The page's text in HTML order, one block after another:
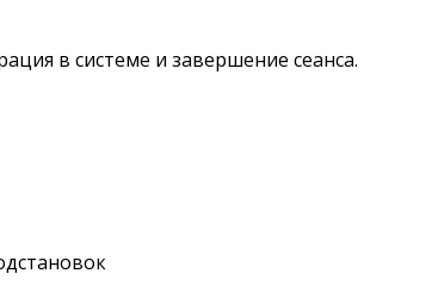
в системе и завершение сеанса.